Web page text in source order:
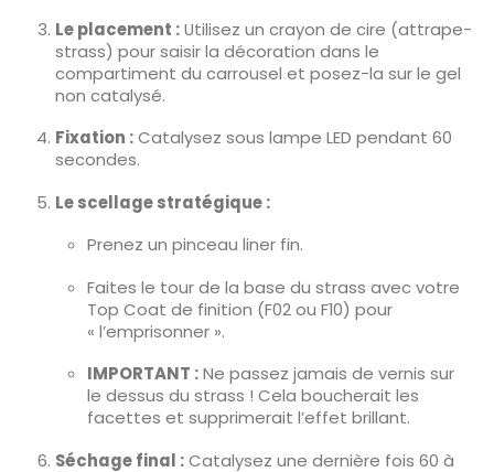
Le placement :Utilisez un crayon de cire (attrape-
strass) pour saisir la décoration dans le
compartiment du carrousel et posez-la sur le gel
non catalysé.
Fixation :Catalysez sous lampe LED pendant 60
secondes.
Le scellage stratégique :
Prenez un pinceau liner fin.
Faites le tour de la base du strass avec votre
Top Coat de finition (F02 ou F10) pour
« l’emprisonner ».
IMPORTANT :Ne passez jamais de vernis sur
le dessus du strass ! Cela boucherait les
facettes et supprimerait l’effet brillant.
Séchage final :Catalysez une dernière fois 60 à